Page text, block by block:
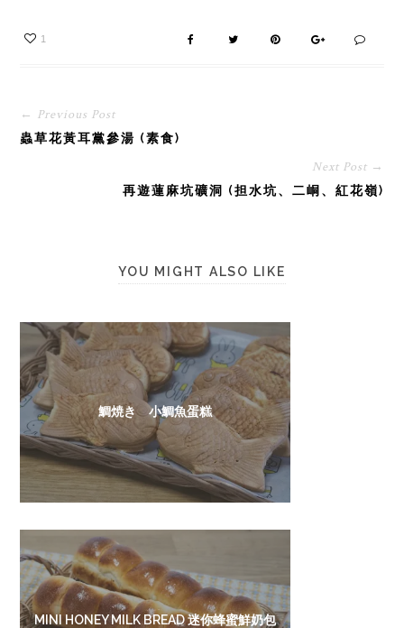
1
← Previous Post
蟲草花黃耳黨參湯 (素食)
Next Post →
再遊蓮麻坑礦洞 (担水坑、二峒、紅花嶺)
YOU MIGHT ALSO LIKE
鯛焼き 小鯛魚蛋糕
MINI HONEY MILK BREAD 迷你蜂蜜鮮奶包